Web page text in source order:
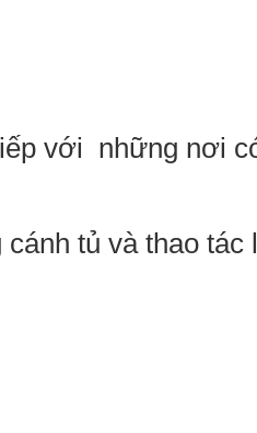
với những nơi
tủ và thao tác